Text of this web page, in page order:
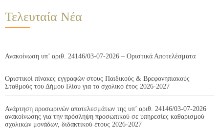
Τελευταία Νέα
Ανακοίνωση υπ’ αριθ. 24146/03-07-2026 – Οριστικά Αποτελέσματα
Οριστικοί πίνακες εγγραφών στους Παιδικούς & Βρεφονηπιακούς
Σταθμούς του Δήμου Ιλίου για το σχολικό έτος 2026-2027
Ανάρτηση προσωρινών αποτελεσμάτων της υπ’ αριθ. 24146/03-07-2026
ανακοίνωσης για την πρόσληψη προσωπικού σε υπηρεσίες καθαρισμού
σχολικών μονάδων, διδακτικού έτους 2026-2027